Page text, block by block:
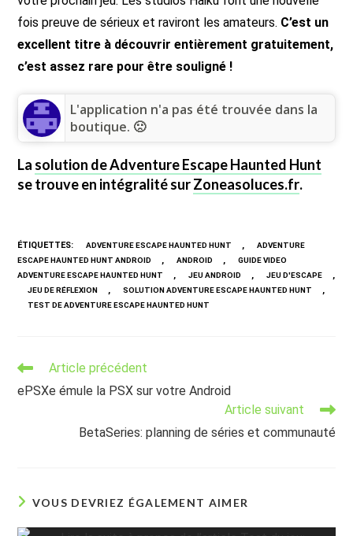
fois preuve de sérieux et raviront les amateurs. C’est un
excellent titre à découvrir entièrement gratuitement,
c’est assez rare pour être souligné !
L'application n'a pas été trouvée dans la
boutique. 🙁
La solution de Adventure Escape Haunted Hunt
se trouve en intégralité surZoneasoluces.fr.
ÉTIQUETTES: ADVENTURE ESCAPE HAUNTED HUNT ,
ADVENTURE
ESCAPE HAUNTED HUNT ANDROID
, ANDROID ,
GUIDE VIDEO
ADVENTURE ESCAPE HAUNTED HUNT
, JEU ANDROID , JEU D'ESCAPE ,
JEU DE RÉFLEXION , SOLUTION ADVENTURE ESCAPE HAUNTED HUNT ,
TEST DE ADVENTURE ESCAPE HAUNTED HUNT
Read
articles
Article précédent
ePSXe émule la PSX sur votre Android
Article suivant
BetaSeries: planning de séries et communauté
VOUS DEVRIEZ ÉGALEMENT AIMER